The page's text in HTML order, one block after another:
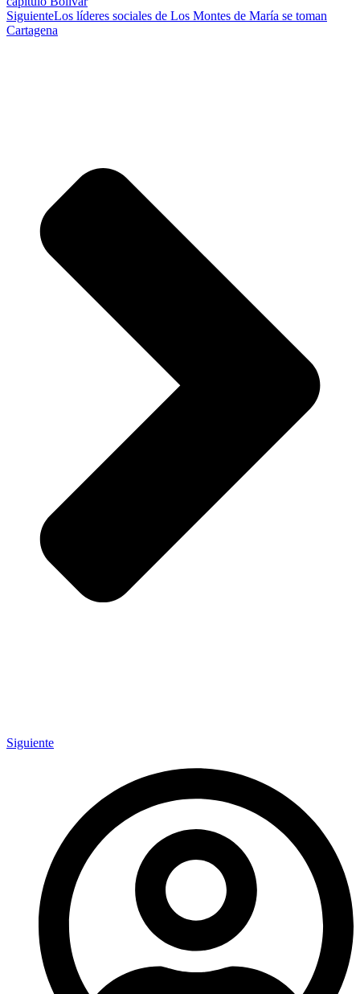
SiguienteLos líderes sociales de Los Montes de María se toman
Cartagena
Siguiente